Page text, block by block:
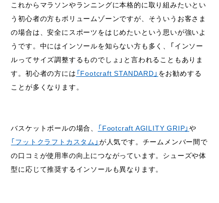
これからマラソンやランニングに本格的に取り組みたいとい
う初心者の方もボリュームゾーンですが、そういうお客さま
の場合は、安全にスポーツをはじめたいという思いが強いよ
うです。中にはインソールを知らない方も多く、「インソー
ルってサイズ調整するものでしょ」と言われることもありま
す。初心者の方には 「Footcraft STANDARD」 をお勧めする
ことが多くなります。
バスケットボールの場合、 「Footcraft AGILITY GRIP」や
「フットクラフトカスタム」 が人気です。チームメンバー間で
の口コミが使用率の向上につながっています。シューズや体
型に応じて推奨するインソールも異なります。